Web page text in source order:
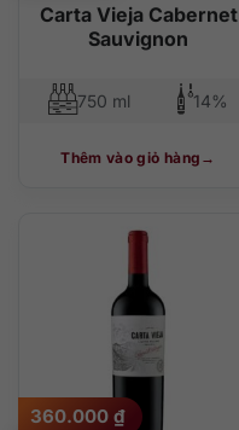
Carta Vieja Cabernet
Sauvignon
750 ml 14%
Thêm vào giỏ hàng
360.000 ₫